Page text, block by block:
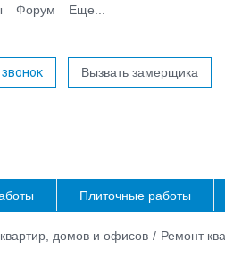
Форум Еще...
Вызвать замерщика
Плиточные работы
домов и офисов / Ремонт